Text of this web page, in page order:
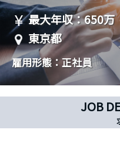
最大年収：650万
東京都
雇用形態：正社員
JOB